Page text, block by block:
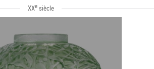
XXe siècle